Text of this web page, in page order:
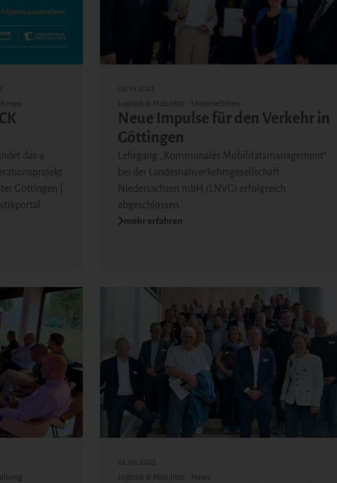
das 9.
Göttingen |
09.10.2025
Logistik & Mobilität
Unternehmen
Neue Impulse für den Verkehr in
Göttingen
Lehrgang „Kommunales Mobilitätsmanagement“
bei der Landesnahverkehrsgesellschaft
Niedersachsen mbH (LNVG) erfolgreich
abgeschlossen.
mehr erfahren
22.09.2025
Logistik & Mobilität
News